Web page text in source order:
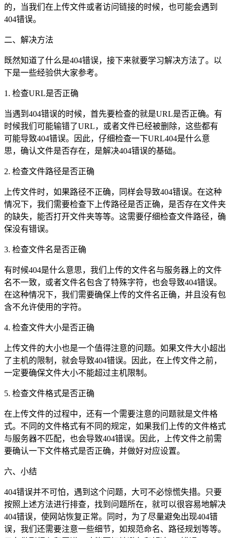
的，当我们在上传文件或者访问链接的时候，也可能会遇到
404错误。
二、解决方法
既然知道了什么是404错误，接下来就要学习解决方法了。以
下是一些经验供大家参考。
1. 检查URL是否正确
当遇到404错误的时候，首先要检查的就是URL是否正确。有
时候我们可能输错了URL，或者文件已经被删除，这些都有
可能导致404错误。因此，仔细检查一下URL404是什么意
思，确认文件是否存在，是解决404错误的基础。
2. 检查文件路径是否正确
上传文件时，如果路径不正确，同样会导致404错误。在这种
情况下，我们需要检查下上传路径是否正确，是否存在文件夹
的缺失，能否打开文件夹等等。这需要仔细检查文件路径，确
保没有错误。
3. 检查文件名是否正确
有时候404是什么意思，我们上传的文件名与服务器上的文件
名不一致，或者文件名包含了特殊字符，也会导致404错误。
在这种情况下，我们需要确保上传的文件名正确，并且没有包
含不允许使用的字符。
4. 检查文件大小是否正确
上传文件的大小也是一个值得注意的问题。如果文件大小超出
了主机的限制，就会导致404错误。因此，在上传文件之前，
一定要确保文件大小不能超过主机限制。
5. 检查文件格式是否正确
在上传文件的过程中，还有一个需要注意的问题就是文件格
式。不同的文件格式有不同的规定，如果我们上传的文件格式
与服务器不匹配，也会导致404错误。因此，上传文件之前需
要确认一下文件格式是否正确，并做好对应设置。
六、小结
404错误并不可怕，遇到这个问题，大可不必惊慌失措。只要
按照上述方法进行排查，找到问题所在，就可以很容易地解决
404错误，使网站恢复正常。同时，为了尽量避免出现404错
误，我们还需要注意一些细节，如规范命名、路径规划等等。